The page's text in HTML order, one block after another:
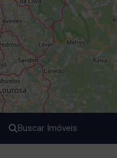
Buscar Imóveis